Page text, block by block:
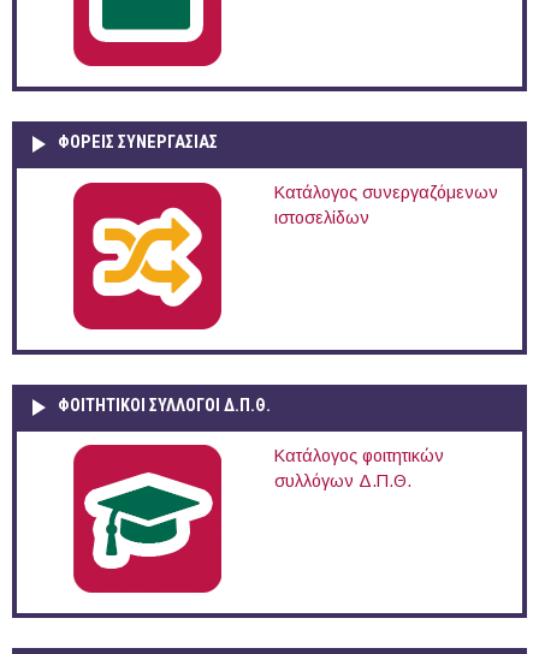
ΦΟΡΕΙΣ ΣΥΝΕΡΓΑΣΙΑΣ
Κατάλογος συνεργαζόμενων
ιστοσελίδων
ΦΟΙΤΗΤΙΚΟΙ ΣΥΛΛΟΓΟΙ Δ.Π.Θ.
Κατάλογος φοιτητικών
συλλόγων Δ.Π.Θ.